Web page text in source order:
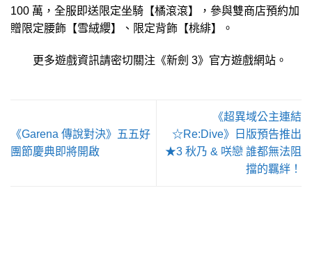
100 萬，全服即送限定坐騎【橘滾滾】，參與雙商店預約加
贈限定腰飾【雪絨纓】、限定背飾【桃緋】。
更多遊戲資訊請密切關注《新劍 3》官方遊戲網站。
《Garena 傳說對決》五五好
團節慶典即將開啟
《超異域公主連結
☆Re:Dive》日版預告推出
★3 秋乃 & 咲戀 誰都無法阻
擋的羈絆！